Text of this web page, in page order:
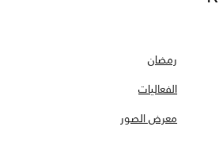
رمضان
الفعاليات
معرض الصور